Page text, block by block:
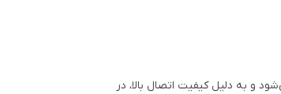
و به دلیل کیفیت اتصال بالا، در